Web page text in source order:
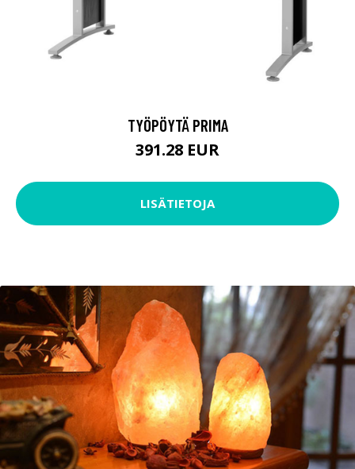
TYÖPÖYTÄ PRIMA
391.28 EUR
LISÄTIETOJA